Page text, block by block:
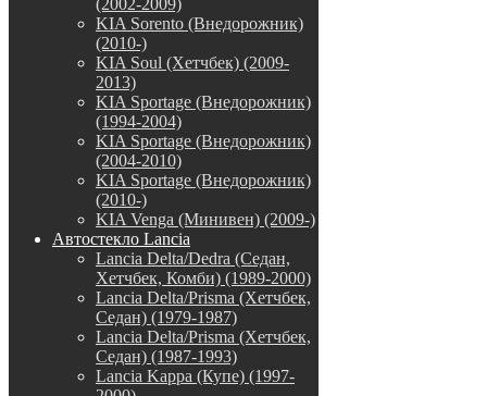
KIA Sorento (Внедорожник)
(2010-)
KIA Soul (Хетчбек) (2009-
2013)
KIA Sportage (Внедорожник)
(1994-2004)
KIA Sportage (Внедорожник)
(2004-2010)
KIA Sportage (Внедорожник)
(2010-)
KIA Venga (Минивен) (2009-)
Автостекло Lancia
Lancia Delta/Dedra (Седан,
Хетчбек, Комби) (1989-2000)
Lancia Delta/Prisma (Хетчбек,
Седан) (1979-1987)
Lancia Delta/Prisma (Хетчбек,
Седан) (1987-1993)
Lancia Kappa (Купе) (1997-